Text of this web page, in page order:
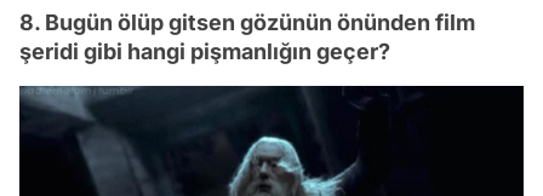
8. Bugün ölüp gitsen gözünün önünden film
şeridi gibi hangi pişmanlığın geçer?